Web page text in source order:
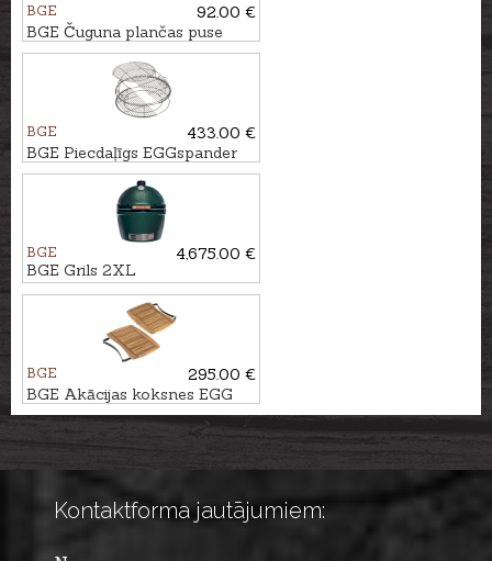
BGE
92.00 €
BGE Čuguna plančas puse
priekš Large grila
BGE
433.00 €
BGE Piecdaļīgs EGGspander
komplekts priekš XLarge grila
BGE
4,675.00 €
BGE Grils 2XL
BGE
295.00 €
BGE Akācijas koksnes EGG
Mates sānu galdiņi priekš
Kontaktforma jautājumiem: